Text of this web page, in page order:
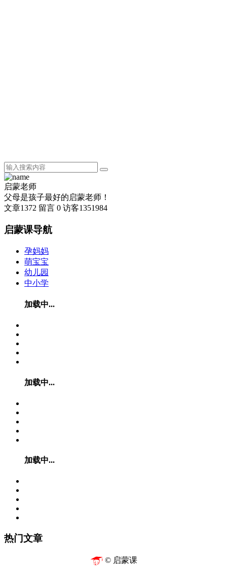
启蒙老师
父母是孩子最好的启蒙老师！
文章1372 留言 0 访客1351984
启蒙课导航
孕妈妈
萌宝宝
幼儿园
中小学
加载中...
加载中...
加载中...
热门文章
© 启蒙课